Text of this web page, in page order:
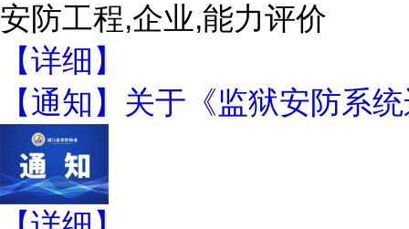
安防工程,企业,能力评价
【详细】
【通知】关于《监狱安防系